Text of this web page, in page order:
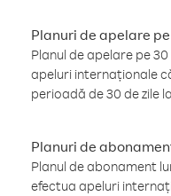
Planuri de apelare pe
Planul de apelare pe
apeluri internaționale
perioadă de 30 de zile
Planuri de
Planul de abonament
efectua apeluri